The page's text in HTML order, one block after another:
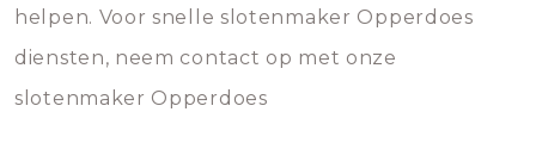
helpen. Voor snelle slotenmaker Opperdoes
diensten, neem contact op met onze
slotenmaker Opperdoes